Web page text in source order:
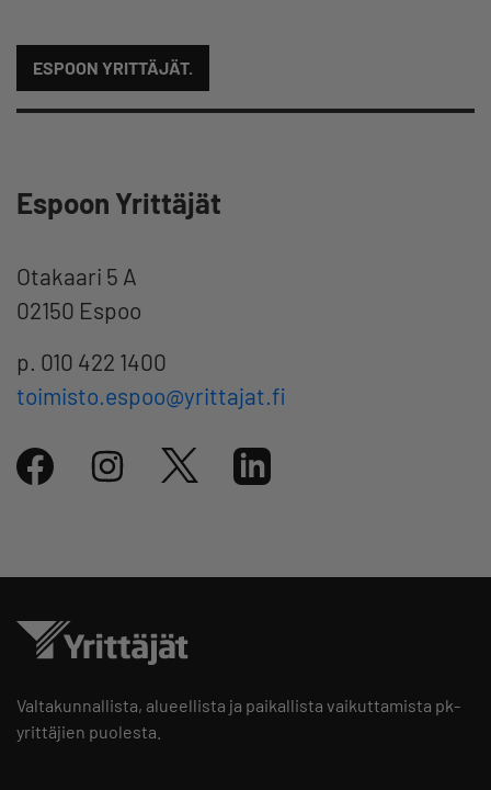
ESPOON YRITTÄJÄT.
Espoon Yrittäjät
Otakaari 5 A
02150 Espoo
p. 010 422 1400
toimisto.espoo@yrittajat.fi
Valtakunnallista, alueellista ja paikallista vaikuttamista pk-
yrittäjien puolesta.